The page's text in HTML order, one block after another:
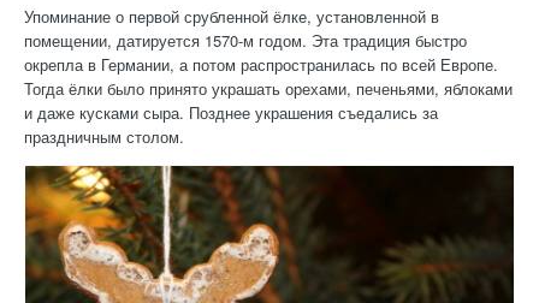
Упоминание о первой срубленной ёлке, установленной в
помещении, датируется 1570-м годом. Эта традиция быстро
окрепла в Германии, а потом распространилась по всей Европе.
Тогда ёлки было принято украшать орехами, печеньями, яблоками
и даже кусками сыра. Позднее украшения съедались за
праздничным столом.